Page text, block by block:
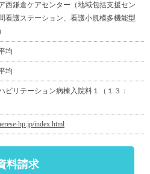
西鎌倉ケアセンター（地域包括支援セン
看護ステーション、看護小規模多機能型
均
均
ビリテーション病棟入院料１（１３：
hp.jp/index.html
料請求